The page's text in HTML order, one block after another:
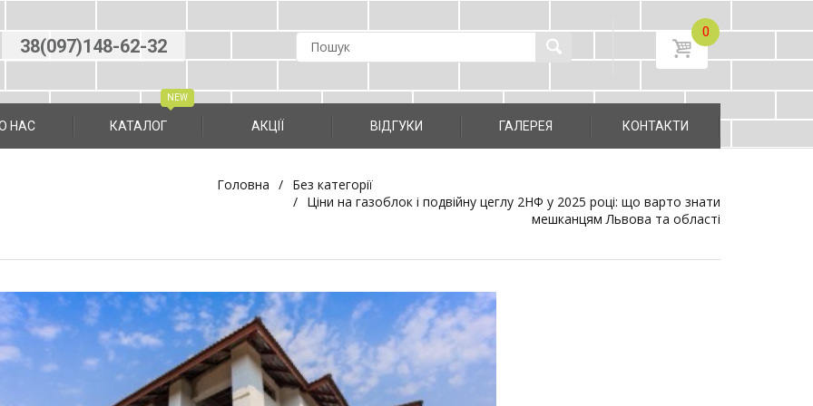
38(097)148-62-32
0
НАС КАТАЛОГ АКЦІЇ ВIДГУКИ ГАЛЕРЕЯ КОНТАКТИ
Головна
Без категорії
Ціни на газоблок і подвійну цеглу 2НФ у 2025 році: що варто знати
мешканцям Львова та області